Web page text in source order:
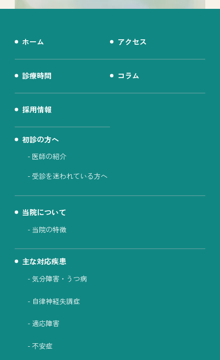
ホーム アクセス
診療時間 コラム
採用情報
初診の方へ
医師の紹介
受診を迷われている方へ
当院について
当院の特徴
主な対応疾患
気分障害・うつ病
自律神経失調症
適応障害
不安症